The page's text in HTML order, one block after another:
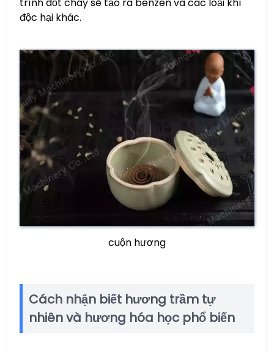
độc hại khác.
cuộn hương
Cách nhận biết hương trầm tự
nhiên và hương hóa học phổ biến